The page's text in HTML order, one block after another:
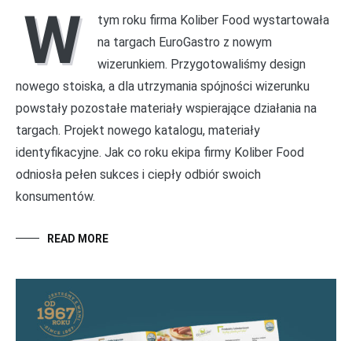
W
tym roku firma Koliber Food wystartowała
na targach EuroGastro z nowym
wizerunkiem. Przygotowaliśmy design
nowego stoiska, a dla utrzymania spójności wizerunku
powstały pozostałe materiały wspierające działania na
targach. Projekt nowego katalogu, materiały
identyfikacyjne. Jak co roku ekipa firmy Koliber Food
odniosła pełen sukces i ciepły odbiór swoich
konsumentów.
READ MORE